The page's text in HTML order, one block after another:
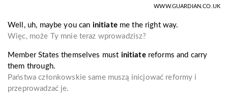
WWW.GUARDIAN.CO.UK
Well, uh, maybe you can initiateme the right way.
Więc, może Ty mnie teraz wprowadzisz?
Member States themselves must initiatereforms and carry
them through.
Państwa członkowskie same muszą inicjować reformy i
przeprowadzać je.